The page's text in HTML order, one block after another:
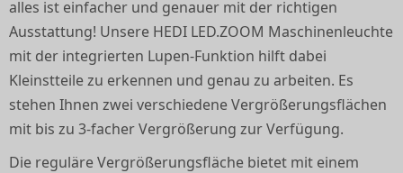
alles ist einfacher und genauer mit der richtigen
Ausstattung! Unsere HEDI LED.ZOOM Maschinenleuchte
mit der integrierten Lupen-Funktion hilft dabei
Kleinstteile zu erkennen und genau zu arbeiten. Es
stehen Ihnen zwei verschiedene Vergrößerungsflächen
mit bis zu 3-facher Vergrößerung zur Verfügung.
Die reguläre Vergrößerungsfläche bietet mit einem